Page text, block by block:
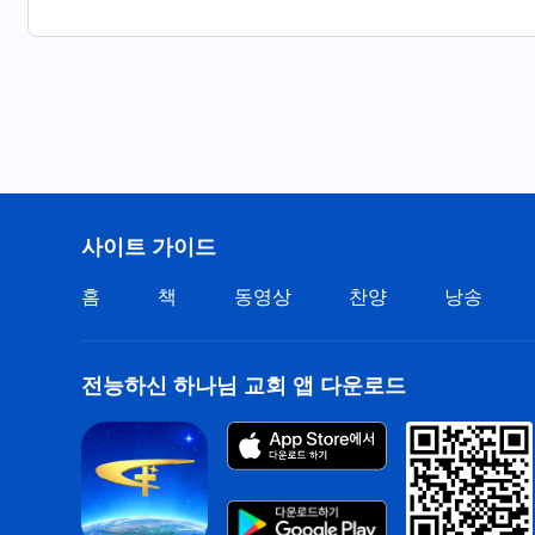
전능하신 하나님,
진리를 선포하여 우리를 구원해주시니 감사합니다.
말세 구원을 얻게 된, 복이 있는 우리
사이트 가이드
홈 책 동영상 찬양 낭송
전능하신 하나님 교회 앱 다운로드